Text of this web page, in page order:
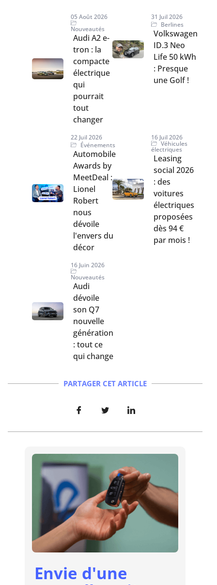
05 Août 2026
Nouveautés
Audi A2 e-
tron : la
compacte
électrique
qui
pourrait
tout
changer
31 Juil 2026
Berlines
Volkswagen
ID.3 Neo
Life 50 kWh
: Presque
une Golf !
22 Juil 2026
Événements
Automobile
Awards by
MeetDeal :
Lionel
Robert
nous
dévoile
l'envers du
décor
16 Juil 2026
électriques
Leasing
social 2026
: des
voitures
électriques
proposées
dès 94 €
par mois !
16 Juin 2026
Nouveautés
Audi
dévoile
son Q7
nouvelle
génération
: tout ce
qui change
PARTAGER CET ARTICLE
Envie d'une